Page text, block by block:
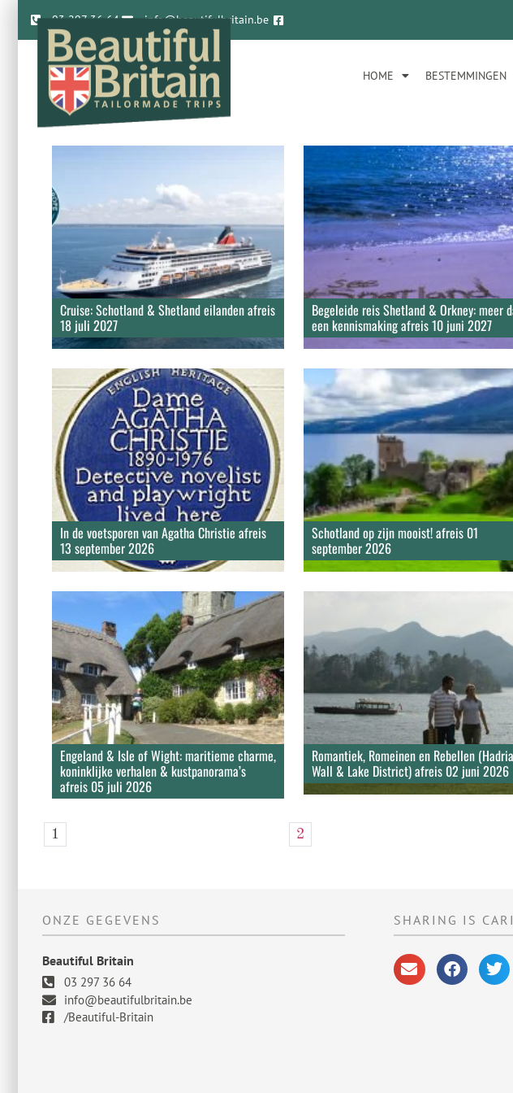
03 297 36 64 info@beautifulbritain.be
HOME BESTEMMINGEN
Cruise: Schotland & Shetland eilanden afreis
18 juli 2027
Begeleide reis Shetland & Orkney: meer
een kennismaking afreis 10 juni 2027
In de voetsporen van Agatha Christie afreis
13 september 2026
Schotland op zijn mooist! afreis 01
september 2026
Engeland & Isle of Wight: maritieme charme,
koninklijke verhalen & kustpanorama’s
afreis 05 juli 2026
Romantiek, Romeinen en Rebellen
Wall & Lake District) afreis 02 juni 2026
1 2
ONZE GEGEVENS
Beautiful Britain
03 297 36 64
info@beautifulbritain.be
/Beautiful-Britain
SHARING IS